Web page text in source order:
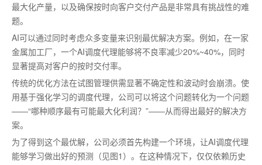
最大化产量，以及确保按时向客户交付产品是非常具有挑战性的难
题。
AI可以通过同时考虑众多变量来识别最优解决方案。例如，在一家
金属加工厂，一个AI调度代理能够将不良率减少20%~40%，同时
显著提高对客户的按时交付率。
传统的优化方法在试图管理供需显著不确定性和波动时会崩溃。使
用基于强化学习的调度代理，公司可以将这个问题转化为一个问题
——“哪种顺序最有可能最大化利润？”——从而得出最好的解决方
案。
为了得到这个最优解，公司必须首先构建一个环境，让AI调度代理
能够学习做出好的预测（见图1）。在这种情况下，仅仅依赖历史